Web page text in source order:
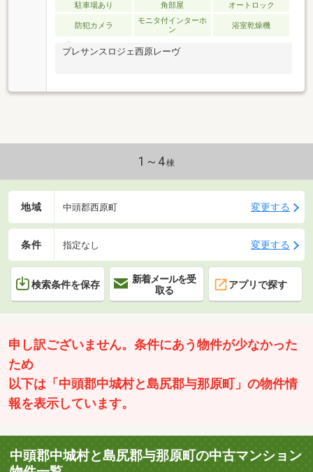
駐車場あり 角部屋 オートロック
防犯カメラ
モニタ付インターホ
ン
浴室乾燥機
プレサンスロジェ西原レーヴ
1～4棟
地域 中頭郡西原町 変更する
条件 指定なし 変更する
検索条件を保存
新着メールを受
取る
アプリで探す
申し訳ございません。条件にあう物件が少なかった
ため
以下は「中頭郡中城村と島尻郡与那原町」の物件情
報を表示しています。
中頭郡中城村と島尻郡与那原町の中古マンション